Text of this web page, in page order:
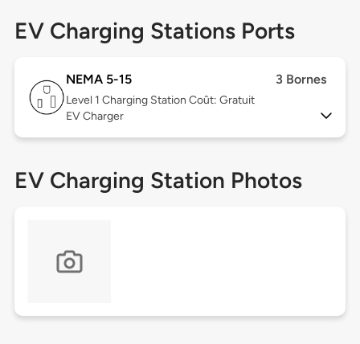
EV Charging Stations Ports
NEMA 5-15 3 Bornes
Level 1 Charging Station Coût: Gratuit
EV Charger
EV Charging Station Photos